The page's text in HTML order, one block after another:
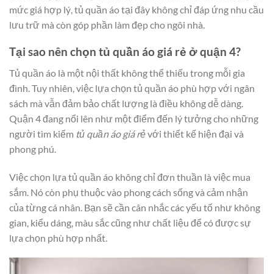
mức giá hợp lý, tủ quần áo tại đây không chỉ đáp ứng nhu cầu
lưu trữ mà còn góp phần làm đẹp cho ngôi nhà.
Tại sao nên chọn tủ quần áo giá rẻ ở quận 4?
Tủ quần áo là một nội thất không thể thiếu trong mỗi gia
đình. Tuy nhiên, việc lựa chọn tủ quần áo phù hợp với ngân
sách mà vẫn đảm bảo chất lượng là điều không dễ dàng.
Quận 4 đang nổi lên như một điểm đến lý tưởng cho những
người tìm kiếm tủ quần áo giá rẻvới thiết kế hiện đại và
phong phú.
Việc chọn lựa tủ quần áo không chỉ đơn thuần là việc mua
sắm. Nó còn phụ thuộc vào phong cách sống và cảm nhận
của từng cá nhân. Bạn sẽ cần cân nhắc các yếu tố như không
gian, kiểu dáng, màu sắc cũng như chất liệu để có được sự
lựa chọn phù hợp nhất.